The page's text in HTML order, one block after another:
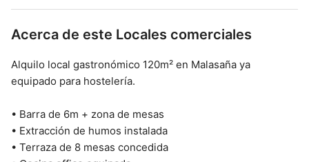
Acerca de este Locales comerciales
Alquilo local gastronómico 120m² en Malasaña ya
equipado para hostelería.
• Barra de 6m + zona de mesas
• Extracción de humos instalada
• Terraza de 8 mesas concedida